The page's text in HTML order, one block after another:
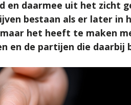
daarmee uit het zicht
bestaan als er later in
het heeft te maken
en de partijen die daarbij